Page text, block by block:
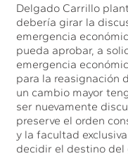
Delgado Carrillo
debería girar la
emergencia
pueda aprobar, a
emergencia
para la reasignación
un cambio mayor
ser nuevamente
preserve el orden
y la facultad
decidir el destino del